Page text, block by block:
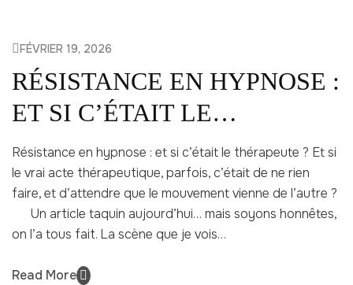
FÉVRIER 19, 2026
RÉSISTANCE EN HYPNOSE :
ET SI C’ÉTAIT LE
THÉRAPEUTE?
Résistance en hypnose : et si c’était le thérapeute ? Et si
le vrai acte thérapeutique, parfois, c’était de ne rien
faire, et d’attendre que le mouvement vienne de l’autre ?
Un article taquin aujourd’hui… mais soyons honnêtes,
on l’a tous fait. La scène que je vois…
Read More